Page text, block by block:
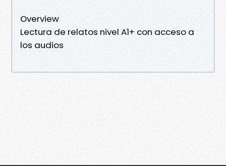
Overview
Lectura de relatos nivel A1+ con acceso a
los audios